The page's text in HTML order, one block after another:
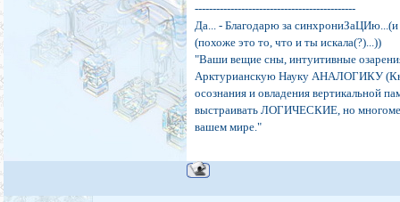
---------------------------------------------
Да... - Благодарю за
(похоже это то, что и ты искала(?)...))
"Ваши вещие сны, интуитивные
Арктурианскую Науку АНАЛОГИКУ
осознания и овладения вертикальной
выстраивать ЛОГИЧЕСКИЕ, но
вашем мире."